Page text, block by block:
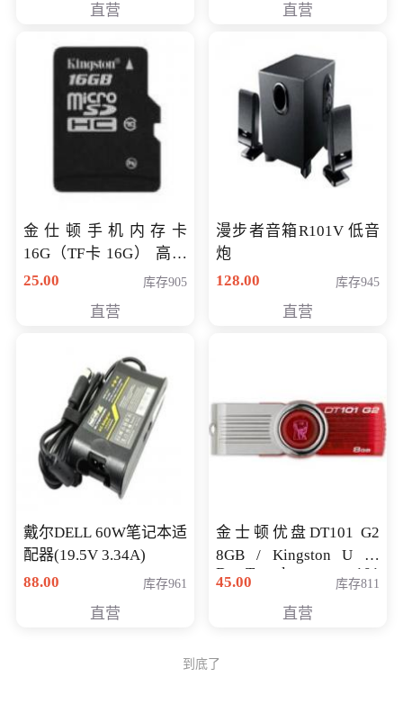
直营 直营
金仕顿手机内存卡
16G（TF卡 16G） 高速
卡 CLASS 10
25.00 库存905
直营
漫步者音箱R101V 低音
炮
128.00
库存945
直营
戴尔DELL 60W笔记本适
配器(19.5V 3.34A)
88.00
库存961
直营
金士顿优盘DT101 G2
8GB / Kingston U 盘
DataTraveler 101
Generati
45.00 库存811
直营
到底了